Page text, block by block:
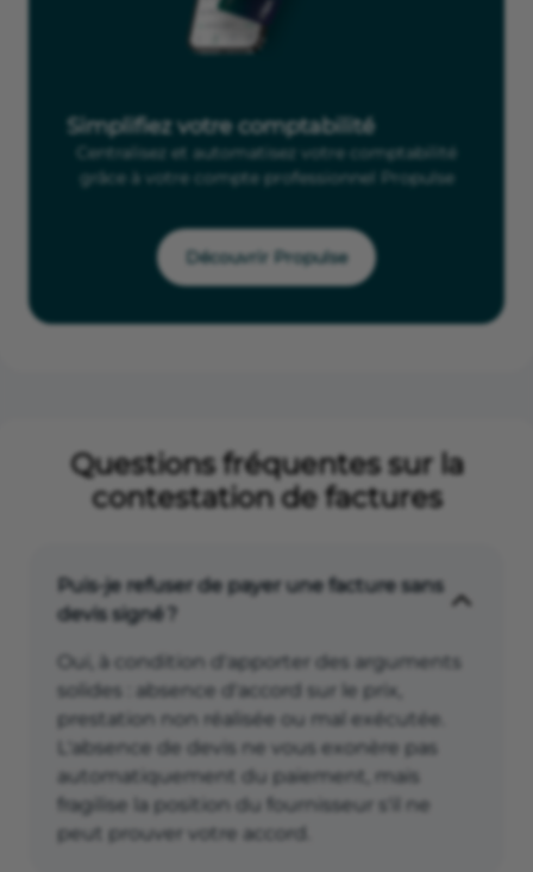
Simplifiez votre comptabilité
Centralisez et automatisez votre comptabilité
grâce à votre compte professionnel Propulse
Découvrir Propulse
Questions fréquentes sur la
contestation de factures
Puis-je refuser de payer une facture sans
devis signé ?
Oui, à condition d'apporter des arguments
solides : absence d'accord sur le prix,
prestation non réalisée ou mal exécutée.
L'absence de devis ne vous exonère pas
automatiquement du paiement, mais
fragilise la position du fournisseur s'il ne
peut prouver votre accord.